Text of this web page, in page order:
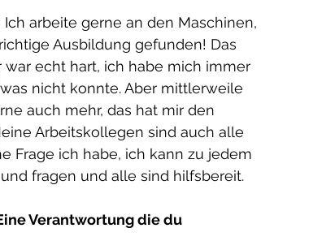
arbeite gerne an den Maschinen,
Ausbildung gefunden! Das
war echt hart, ich habe mich immer
nicht konnte. Aber mittlerweile
auch mehr, das hat mir den
Arbeitskollegen sind auch alle
Frage ich habe, ich kann zu jedem
fragen und alle sind hilfsbereit.
Verantwortung die du